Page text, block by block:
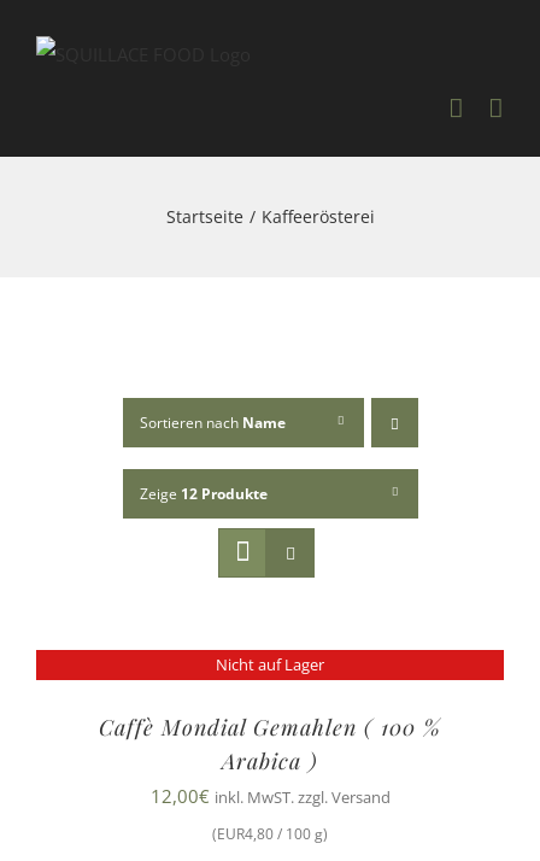
Startseite Kaffeerösterei
Sortieren nach Name
Zeige 12 Produkte
Nicht auf Lager
Caffè Mondial Gemahlen ( 100 %
Arabica )
12,00€ inkl. MwST. zzgl. Versand
(EUR4,80 / 100 g)